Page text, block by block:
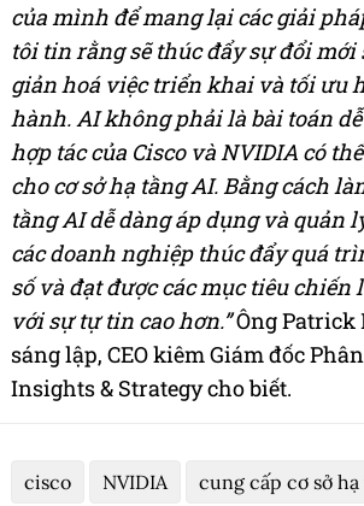
của mình để mang lại các giải
tôi tin rằng sẽ thúc đẩy sự đổi mới
giản hoá việc triển khai và tối ưu
hành. AI không phải là bài toán
hợp tác của Cisco và NVIDIA có
cho cơ sở hạ tầng AI. Bằng cách
tầng AI dễ dàng áp dụng và quản
các doanh nghiệp thúc đẩy quá
số và đạt được các mục tiêu chiến
với sự tự tin cao hơn.”Ông Patrick
sáng lập, CEO kiêm Giám đốc
Insights & Strategy cho biết.
cisco NVIDIA cung cấp cơ sở